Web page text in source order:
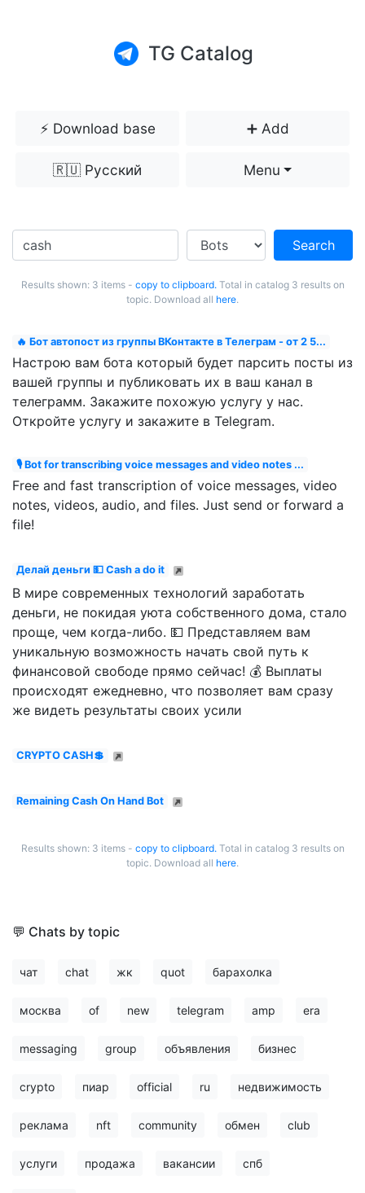
TG Catalog
⚡️ Download base ➕ Add
🇷🇺 Русский Menu
Search
Results shown: 3 items - copy to clipboard.Total in catalog 3 results on
topic. Download all here.
🔥 Бот автопост из группы ВКонтакте в Телеграм - от 2 5...
Настрою вам бота который будет парсить посты из
вашей группы и публиковать их в ваш канал в
телеграмм. Закажите похожую услугу у нас.
Откройте услугу и закажите в Telegram.
🎙 Bot for transcribing voice messages and video notes ...
Free and fast transcription of voice messages, video
notes, videos, audio, and files. Just send or forward a
file!
Делай деньги 💵 Cash a do it
В мире современных технологий заработать
деньги, не покидая уюта собственного дома, стало
проще, чем когда-либо. 💵 Представляем вам
уникальную возможность начать свой путь к
финансовой свободе прямо сейчас! 💰 Выплаты
происходят ежедневно, что позволяет вам сразу
же видеть результаты своих усили
CRYPTO CASH💲
Remaining Cash On Hand Bot
Results shown: 3 items - copy to clipboard. Total in catalog 3 results on
topic. Download all here.
💬 Chats by topic
чат chat жк quot барахолка
москва of new telegram amp era
messaging group объявления бизнес
crypto пиар official ru недвижимость
реклама nft community обмен club
услуги продажа вакансии спб